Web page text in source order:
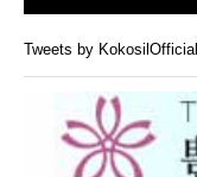
Tweets by KokosilOfficial